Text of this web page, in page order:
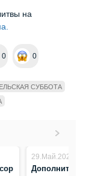
на
0 0
СУББОТА
29.Май.2026